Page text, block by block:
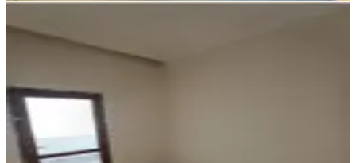
SİTE İÇİ
1.500.000 ₺